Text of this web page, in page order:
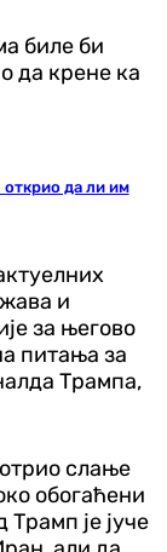
биле би
да крене ка
да ли им
и
за његово
питања за
Трампа,
слање
обогаћени
је јуче